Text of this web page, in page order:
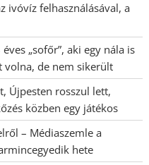
ivóvíz felhasználásával, a
„sofőr”, aki egy nála is
de nem sikerült
Újpesten rosszul lett,
közben egy játékos
– Médiaszemle a
hete